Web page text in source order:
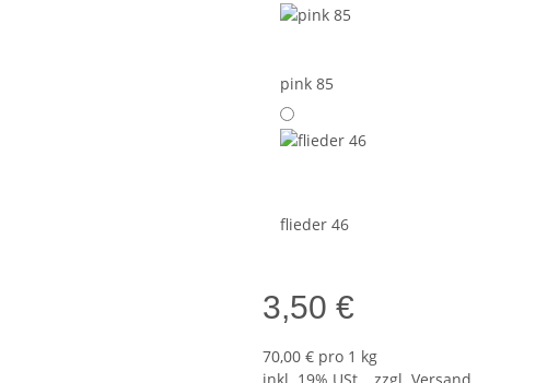
pink 85
flieder 46
3,50 €
70,00 € pro 1 kg